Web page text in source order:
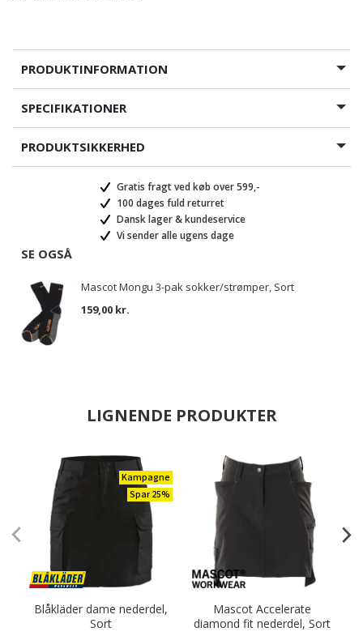
PRODUKTINFORMATION
SPECIFIKATIONER
PRODUKTSIKKERHED
Gratis fragt ved køb over 599,-
100 dages fuld returret
Dansk lager & kundeservice
Vi sender alle ugens dage
SE OGSÅ
Mascot Mongu 3-pak sokker/strømper, Sort
159,00 kr.
LIGNENDE PRODUKTER
Kampagne
Spar 25%
Blåkläder dame nederdel,
Sort
Mascot Accelerate
diamond fit nederdel, Sort